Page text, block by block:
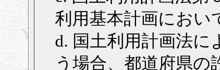
利用基本計画におい
d. 国土利用計画法に
う場合、都道府県